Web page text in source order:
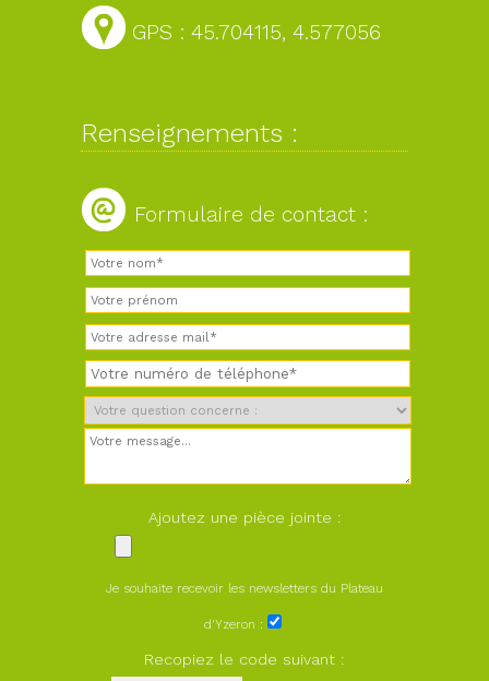
GPS : 45.704115, 4.577056
Renseignements :
Formulaire de contact :
Ajoutez une pièce jointe :
Je souhaite recevoir les newsletters du Plateau
d'Yzeron :
Recopiez le code suivant :